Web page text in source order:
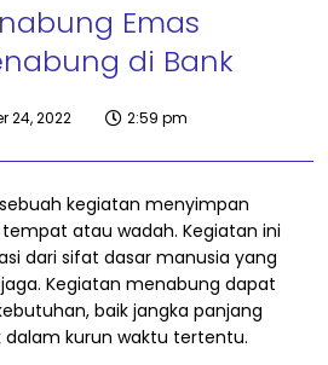
Emas
di Bank
24, 2022 2:59 pm
kegiatan menyimpan
atau wadah. Kegiatan ini
dari sifat dasar manusia yang
Kegiatan menabung dapat
baik jangka panjang
kurun waktu tertentu.